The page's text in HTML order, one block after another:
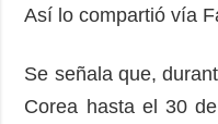
Crimen
emergencias
Así lo compartió vía
Se señala que,
Corea hasta el 30